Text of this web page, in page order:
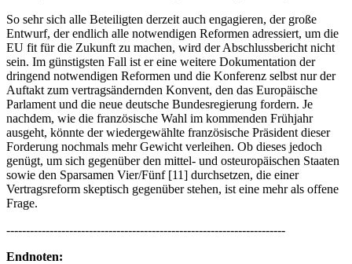
So sehr sich alle Beteiligten derzeit auch engagieren, der große
Entwurf, der endlich alle notwendigen Reformen adressiert, um die
EU fit für die Zukunft zu machen, wird der Abschlussbericht nicht
sein. Im günstigsten Fall ist er eine weitere Dokumentation der
dringend notwendigen Reformen und die Konferenz selbst nur der
Auftakt zum vertragsändernden Konvent, den das Europäische
Parlament und die neue deutsche Bundesregierung fordern. Je
nachdem, wie die französische Wahl im kommenden Frühjahr
ausgeht, könnte der wiedergewählte französische Präsident dieser
Forderung nochmals mehr Gewicht verleihen. Ob dieses jedoch
genügt, um sich gegenüber den mittel- und osteuropäischen Staaten
sowie den Sparsamen Vier/Fünf [11] durchsetzen, die einer
Vertragsreform skeptisch gegenüber stehen, ist eine mehr als offene
Frage.
-----------------------------------------------------------------------
Endnoten: